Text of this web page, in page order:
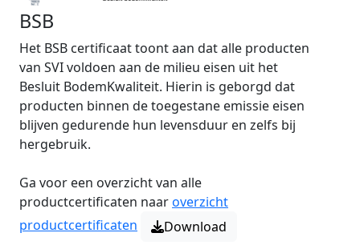
BSB
Het BSB certificaat toont aan dat alle producten
van SVI voldoen aan de milieu eisen uit het
Besluit BodemKwaliteit. Hierin is geborgd dat
producten binnen de toegestane emissie eisen
blijven gedurende hun levensduur en zelfs bij
hergebruik.
Ga voor een overzicht van alle
productcertificaten naaroverzicht
productcertificaten
Download